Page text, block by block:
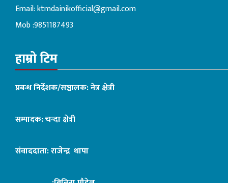
Email:ktmdainikofficial@gmail.com
Mob :9851187493
हाम्रो टिम
प्रबन्ध निर्देशक/सञ्चालक: नेत्र क्षेत्री
सम्पादक: चन्दा क्षेत्री
संवाददाता: राजेन्द्र थापा